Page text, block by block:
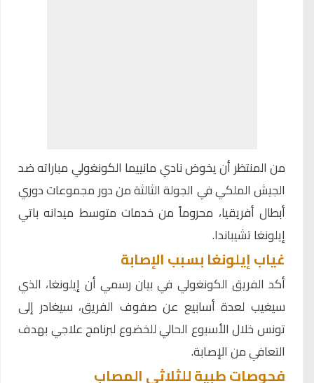
من المنتظر أن يخوض نادي مانييما الكونغولي مباراته ضد
الجيش الملكي في الجولة الثالثة من دور مجموعات دوري
أبطال أفريقيا، محروماً من خدمات متوسط ميدانه باتي
إيلونغا تشيباندا.
غياب إيلونغا بسبب الإصابة
أكد الفريق الكونغولي في بيان رسمي أن إيلونغا، الذي
سيغيب لعدة أسابيع عن صفوف الفريق، سيغادر إلى
تونس خلال الأسبوع الحالي للخضوع لبرنامج علاجي بهدف
التعافي من الإصابة.
فحوصات طبية للثلاثي المصاب